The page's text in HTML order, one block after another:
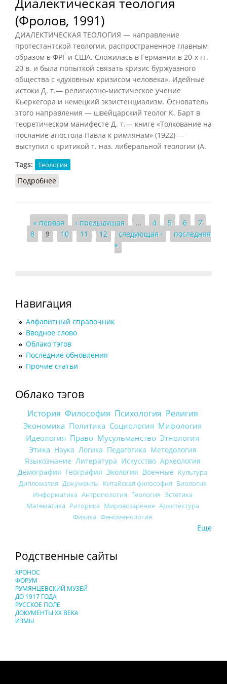
(Фролов, 1991)
ДИАЛЕКТИЧЕСКАЯ ТЕОЛОГИЯ — направление
протестантской теологии, распространенное главным
образом в ФРГ и США. Сложилась в Германии в 20-х гг.
20 в. и была попыткой связать кризис буржуазного
общества с «духовным кризисом человека». Идейные
истоки Д. т.— религиозно-мистическое учение
Кьеркегора и немецкий экзистенциализм. Основатель
этого направления — швейцарский теолог К. Барт в
теоретическом манифесте Д. т.— книге «Толкование на
послание апостола Павла к римлянам» (1922) —
выступил с критикой т. наз. либеральной теологии (А.
Tags:
Теология
Подробнее
Страницы
« первая ‹ предыдущая … 4 5 6
7
8
9 10 11 12 следующая ›
последняя
»
Навигация
Алфавитный справочник
Вводное слово
Облако тэгов
Последние обновления
Прочие статьи
Облако тэгов
История Философия Психология Религия
Экономика Политика Социология Мифология
Идеология Право Мусульманство Этнология
Этика Наука Логика Педагогика Методология
Языкознание Литература Искусство Археология
Демография География Экология Военные Культура
Дипломатия Документы Китайская философия Биология
Информатика Антропология Теология Эстетика
Математика Риторика Мировоззрение Архитектура
Физика Феноменология
Еще
Родственные сайты
ХРОНОС
ФОРУМ
РУМЯНЦЕВСКИЙ МУЗЕЙ
ДО 1917 ГОДА
РУССКОЕ ПОЛЕ
ДОКУМЕНТЫ XX ВЕКА
ИЗМЫ